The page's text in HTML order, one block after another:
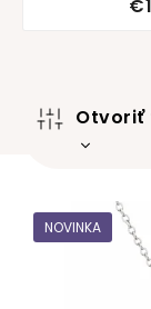
Otvoriť
p
NOVINKA